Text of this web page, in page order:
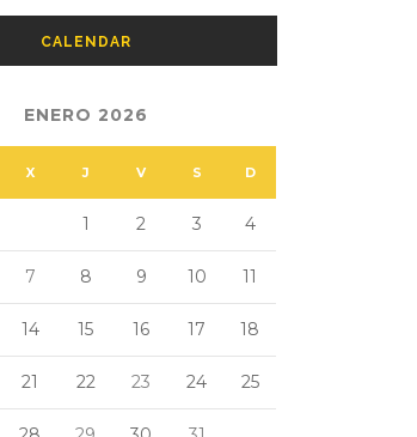
CALENDAR
ENERO 2026
X J V S D
1 2 3 4
7 8 9 10 11
14 15 16 17 18
21 22 23 24 25